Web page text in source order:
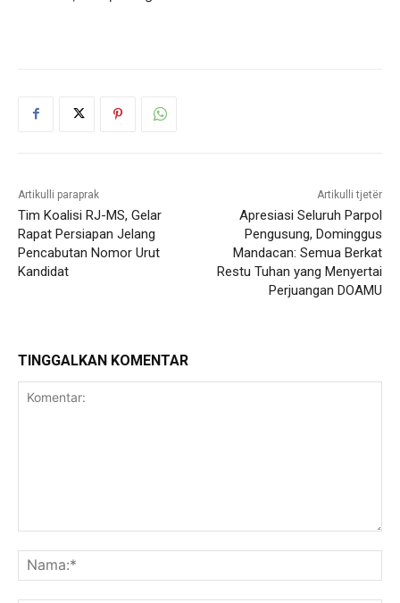
Artikulli paraprak
Tim Koalisi RJ-MS, Gelar
Rapat Persiapan Jelang
Pencabutan Nomor Urut
Kandidat
Artikulli tjetër
Apresiasi Seluruh Parpol
Pengusung, Dominggus
Mandacan: Semua Berkat
Restu Tuhan yang Menyertai
Perjuangan DOAMU
TINGGALKAN KOMENTAR